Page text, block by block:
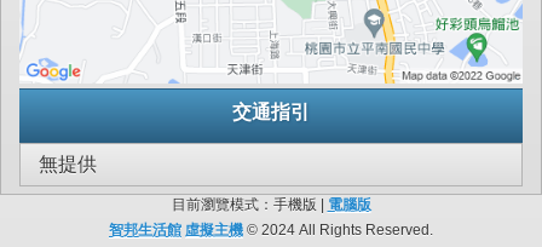
交通指引
無提供
目前瀏覽模式：手機版 |
電腦版
智邦生活館 虛擬主機 © 2024 All Rights Reserved.